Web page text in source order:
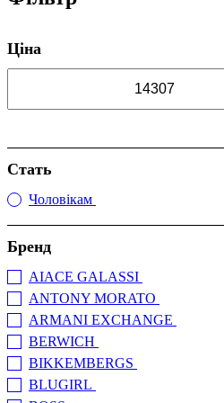
Ціна
Стать
Чоловікам
Бренд
AIACE GALASSI
ANTONY MORATO
ARMANI EXCHANGE
BERWICH
BIKKEMBERGS
BLUGIRL